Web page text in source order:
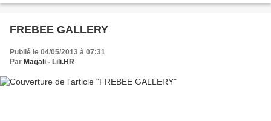
FREBEE GALLERY
Publié le 04/05/2013 à 07:31
Par Magali - Lili.HR